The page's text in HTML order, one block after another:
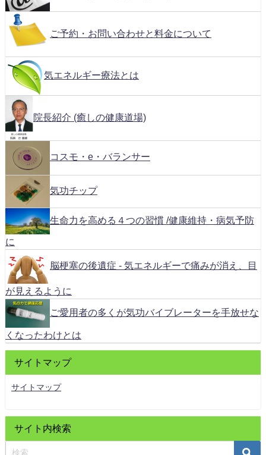
ご予約・お問い合わせと料金について
気エネルギー療法とは
院長紹介 (癒しの健康道場)
コスモ・e・バランサー
気功チップ
生命力を高める４つの習慣 /健康維持・病気予防
に
脳梗塞の後遺症 - 気エネルギーで痛みが消え、目
が見えるように
ご愛用者の多くが気功バイブレーターを手放せな
くなったわけとは
サイトマップ
サイトマップ
サイト内検索